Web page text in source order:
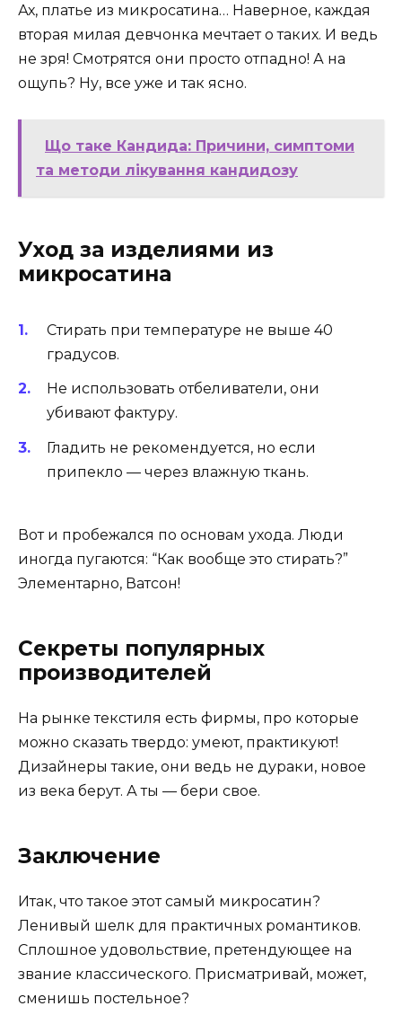
Ах, платье из микросатина… Наверное, каждая
вторая милая девчонка мечтает о таких. И ведь
не зря! Смотрятся они просто отпадно! А на
ощупь? Ну, все уже и так ясно.
Що таке Кандида: Причини, симптоми
та методи лікування кандидозу
Уход за изделиями из
микросатина
Стирать при температуре не выше 40
градусов.
Не использовать отбеливатели, они
убивают фактуру.
Гладить не рекомендуется, но если
припекло — через влажную ткань.
Вот и пробежался по основам ухода. Люди
иногда пугаются: “Как вообще это стирать?”
Элементарно, Ватсон!
Секреты популярных
производителей
На рынке текстиля есть фирмы, про которые
можно сказать твердо: умеют, практикуют!
Дизайнеры такие, они ведь не дураки, новое
из века берут. А ты — бери свое.
Заключение
Итак, что такое этот самый микросатин?
Ленивый шелк для практичных романтиков.
Сплошное удовольствие, претендующее на
звание классического. Присматривай, может,
сменишь постельное?